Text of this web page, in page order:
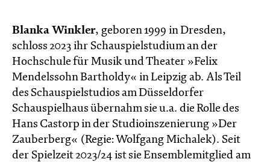
Blanka Winkler, geboren 1999 in Dresden,
schloss 2023 ihr Schauspielstudium an der
Hochschule für Musik und Theater »Felix
Mendelssohn Bartholdy« in Leipzig ab. Als Teil
des Schauspielstudios am Düsseldorfer
Schauspielhaus übernahm sie u.a. die Rolle des
Hans Castorp in der Studioinszenierung »Der
Zauberberg« (Regie: Wolfgang Michalek). Seit
der Spielzeit 2023/24 ist sie Ensemblemitglied am